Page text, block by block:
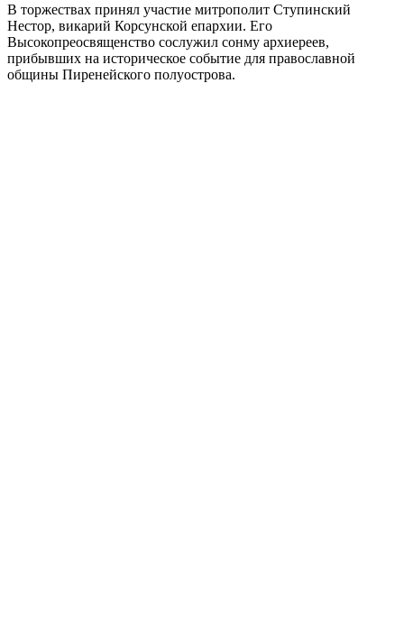
В торжествах принял участие митрополит Ступинский
Нестор, викарий Корсунской епархии. Его
Высокопреосвященство сослужил сонму архиереев,
прибывших на историческое событие для православной
общины Пиренейского полуострова.